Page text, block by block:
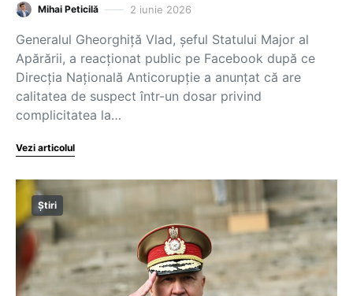
Mihai Peticilă 2 iunie 2026
Generalul Gheorghiță Vlad, șeful Statului Major al
Apărării, a reacționat public pe Facebook după ce
Direcția Națională Anticorupție a anunțat că are
calitatea de suspect într-un dosar privind
complicitatea la…
Vezi articolul
Știri